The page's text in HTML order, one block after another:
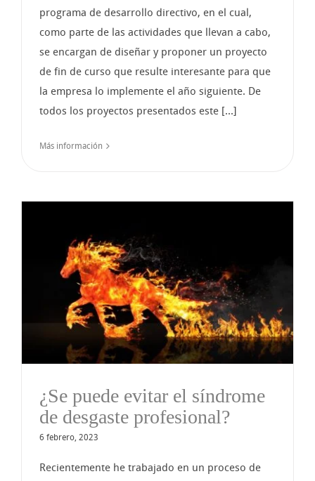
programa de desarrollo directivo, en el cual,
como parte de las actividades que llevan a cabo,
se encargan de diseñar y proponer un proyecto
de fin de curso que resulte interesante para que
la empresa lo implemente el año siguiente. De
todos los proyectos presentados este [...]
Más información
¿Se puede evitar el síndrome
de desgaste profesional?
6 febrero, 2023
Recientemente he trabajado en un proceso de